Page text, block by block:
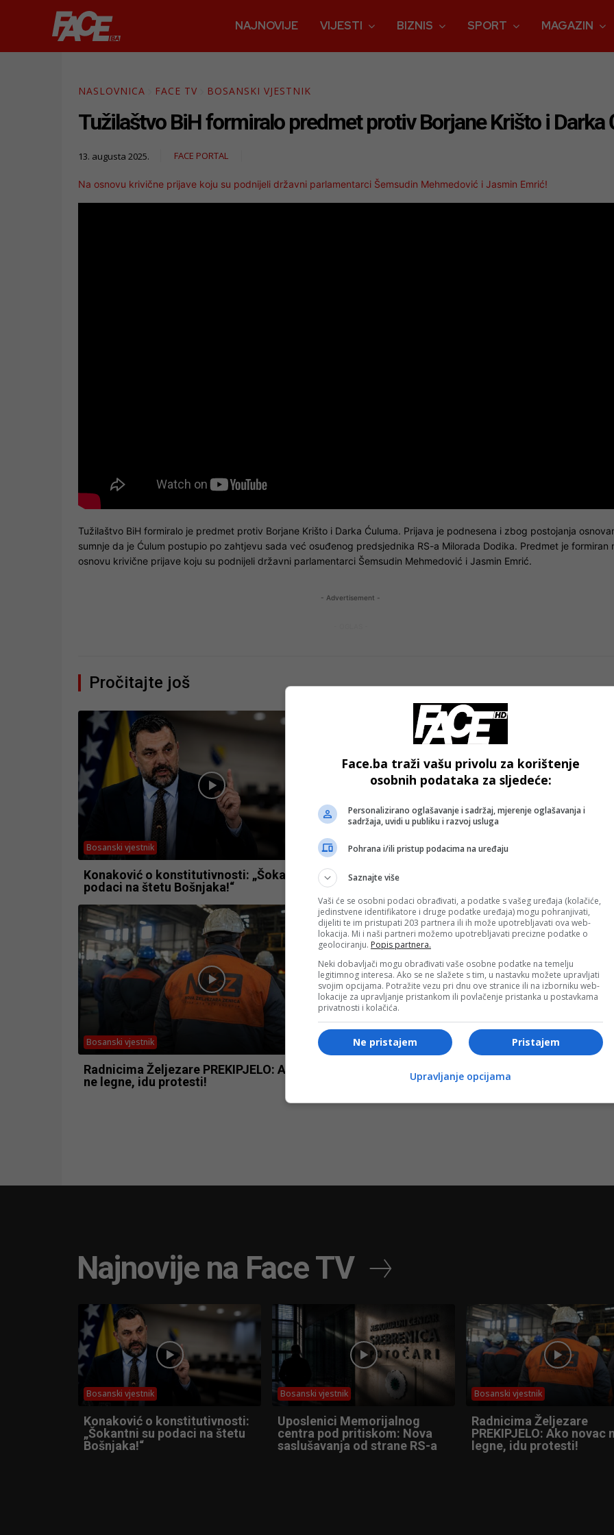
NAJNOVIJE VIJESTI BIZNIS SPORT MAGAZIN
NASLOVNICA FACE TV BOSANSKI VJESTNIK
Tužilaštvo BiH formiralo predmet protiv Borjane Krišto i Darka
13. augusta 2025. FACE PORTAL
Na osnovu krivične prijave koju su podnijeli državni parlamentarci Šemsudin Mehmedović i Jasmin Emrić!
Tužilaštvo BiH formiralo je predmet protiv Borjane Krišto i Darka Ćuluma. Prijava je podnesena i zbog postojanja
sumnje da je Ćulum postupio po zahtjevu sada već osuđenog predsjednika RS-a Milorada Dodika. Predmet je formiran
osnovu krivične prijave koju su podnijeli državni parlamentarci Šemsudin Mehmedović i Jasmin Emrić.
- Advertisement -
Pročitajte još
Bosanski vjestnik
Konaković o konstitutivnosti: „Šokantni su
podaci na štetu Bošnjaka!“
Bosanski vjestnik
Uposlenici Memorijalnog centra pod
pritiskom: Nova saslušavanja od strane RS-a
Bosanski vjestnik
Radnicima Željezare PREKIPJELO: Ako novac
ne legne, idu protesti!
Bosanski vjestnik
DRAMA U JAMI: Rudarima pozlilo. Jedan
prevezen u bolnicu. Ostali rudari NE
Najnovije na Face TV
Bosanski vjestnik
Konaković o konstitutivnosti:
„Šokantni su podaci na štetu
Bošnjaka!“
Bosanski vjestnik
Uposlenici Memorijalnog
centra pod pritiskom: Nova
saslušavanja od strane RS-a
Bosanski vjestnik
Radnicima Željezare
PREKIPJELO: Ako novac
legne, idu protesti!
Face.ba traži vašu privolu za korištenje
osobnih podataka za sljedeće:
Personalizirano oglašavanje i sadržaj, mjerenje oglašavanja i
sadržaja, uvidi u publiku i razvoj usluga
Pohrana i/ili pristup podacima na uređaju
Saznajte više
Vaši će se osobni podaci obrađivati, a podatke s vašeg uređaja (kolačiće,
jedinstvene identifikatore i druge podatke uređaja) mogu pohranjivati,
dijeliti te im pristupati 203 partnera ili ih može upotrebljavati ova web-
lokacija. Mi i naši partneri možemo upotrebljavati precizne podatke o
geolociranju. Popis partnera.
Neki dobavljači mogu obrađivati vaše osobne podatke na temelju
legitimnog interesa. Ako se ne slažete s tim, u nastavku možete upravljati
svojim opcijama. Potražite vezu pri dnu ove stranice ili na izborniku web-
lokacije za upravljanje pristankom ili povlačenje pristanka u postavkama
privatnosti i kolačića.
Pristajem
Ne pristajem
Upravljanje opcijama